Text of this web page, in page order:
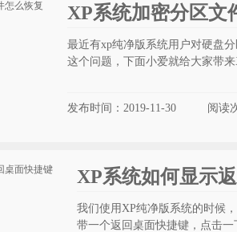
XP系统加密分区文
最近有xp纯净版系统用户对硬盘
这个问题，下面小爱就给大家带
发布时间：2019-11-30 阅读
XP系统如何显示
我们使用XP纯净版系统的时候
带一个返回桌面快捷键，点击